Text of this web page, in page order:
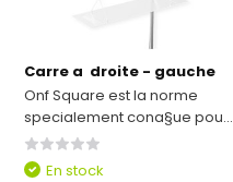
Carre a droite - gauche
Onf Square est la norme
specialement cona§ue pou...
En stock